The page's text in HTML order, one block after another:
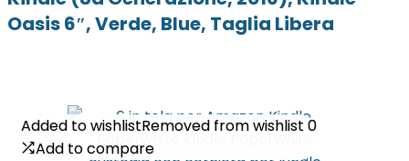
Oasis 6″, Verde, Blue, Taglia Libera
Added to wishlistRemoved from wishlist 0
Add to compare
Added to wishlistRemoved from wishlist 0
Add to compare